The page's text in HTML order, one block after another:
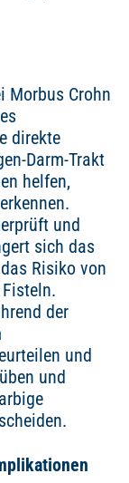
Morbus Crohn
direkte
Darm-Trakt
helfen,
und
sich das
Risiko von
der
und
und